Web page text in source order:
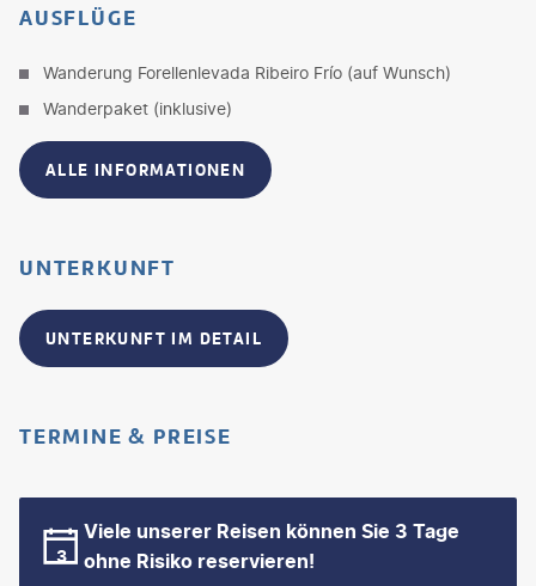
AUSFLÜGE
Wanderung Forellenlevada Ribeiro Frío (auf Wunsch)
Wanderpaket (inklusive)
ALLE INFORMATIONEN
UNTERKUNFT
UNTERKUNFT IM DETAIL
TERMINE & PREISE
Viele unserer Reisen können Sie 3 Tage
ohne Risiko reservieren!